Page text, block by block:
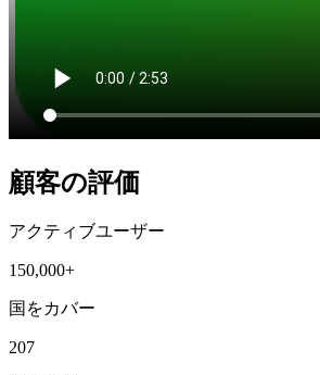
顧客の評価
アクティブユーザー
150,000+
国をカバー
207